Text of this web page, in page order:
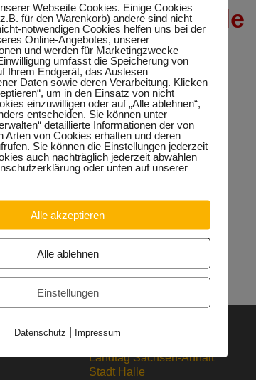
- Übergang Schule
Landtag Sachsen-Anhalt
Stadt Halle
Webseite Cookies. Einige Cookies
für den Warenkorb) andere sind nicht
notwendigen Cookies helfen uns bei der
Online-Angebotes, unserer
und werden für Marketingzwecke
umfasst die Speicherung von
Ihrem Endgerät, das Auslesen
Daten sowie deren Verarbeitung. Klicken
um in den Einsatz von nicht
einzuwilligen oder auf „Alle ablehnen“,
entscheiden. Sie können unter
detaillierte Informationen der von
Arten von Cookies erhalten und deren
Sie können die Einstellungen jederzeit
auch nachträglich jederzeit abwählen
oder unten auf unserer
Alle akzeptieren
Alle ablehnen
Einstellungen
Datenschutz | Impressum